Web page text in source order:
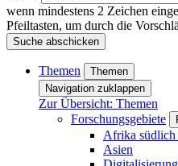
wenn mindestens 2 Zeichen
Pfeiltasten, um durch die
Suche abschicken
Themen
Themen
Navigation zuklappen
Zur Übersicht: Themen
Forschungsgebiete
Afrika südlich
Asien